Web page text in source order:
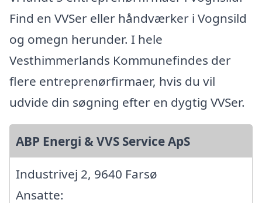
Find en VVSer eller håndværker i Vognsild
og omegn herunder. I hele
Vesthimmerlands Kommunefindes der
flere entreprenørfirmaer, hvis du vil
udvide din søgning efter en dygtig VVSer.
ABP Energi & VVS Service ApS
Industrivej 2, 9640 Farsø
Ansatte: